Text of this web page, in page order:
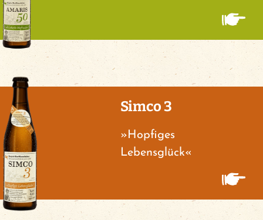
Simco 3
»Hopfiges
Lebensglück«